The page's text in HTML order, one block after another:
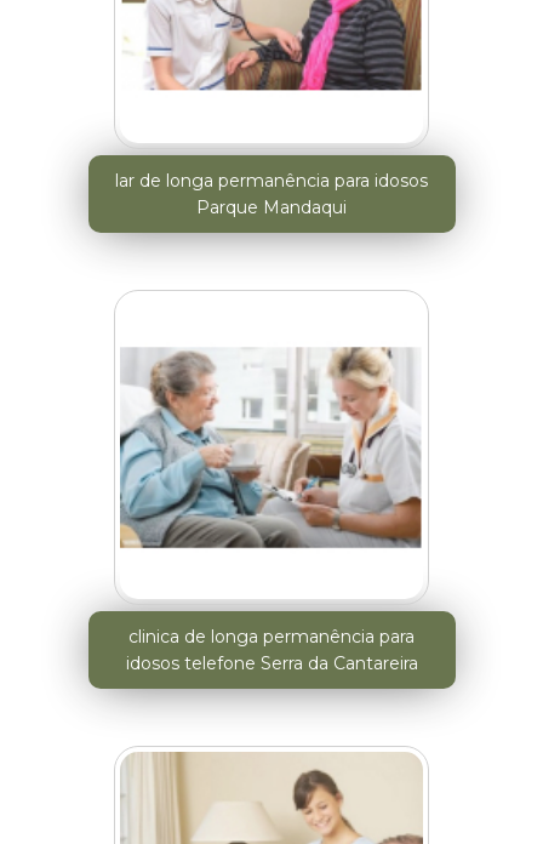
lar de longa permanência para idosos
Parque Mandaqui
clinica de longa permanência para
idosos telefone Serra da Cantareira